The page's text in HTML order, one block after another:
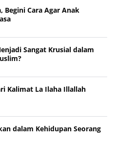
Begini Cara Agar Anak
Sangat Krusial dalam
Kalimat La Ilaha Illallah
dalam Kehidupan Seorang